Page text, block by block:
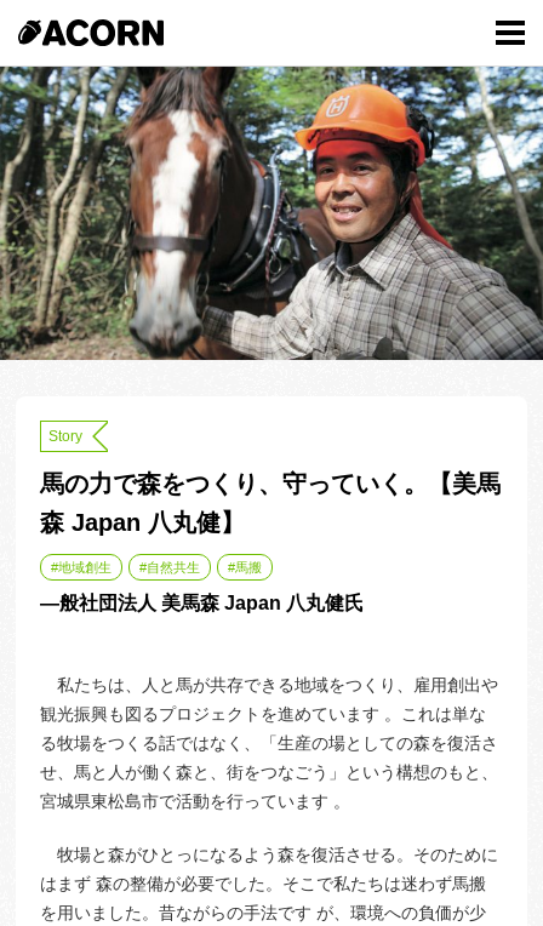
Story
馬の力で森をつくり、守っていく。【美馬
森 Japan 八丸健】
地域創生 自然共生 馬搬
—般社団法人 美馬森 Japan 八丸健氏
私たちは、人と馬が共存できる地域をつくり、雇用創出や
観光振興も図るプロジェクトを進めています 。これは単な
る牧場をつくる話ではなく、「生産の場としての森を復活さ
せ、馬と人が働く森と、街をつなごう」という構想のもと、
宮城県東松島市で活動を行っています 。
牧場と森がひとっになるよう森を復活させる。そのために
はまず 森の整備が必要でした。そこで私たちは迷わず馬搬
を用いました。昔ながらの手法です が、環境への負価が少